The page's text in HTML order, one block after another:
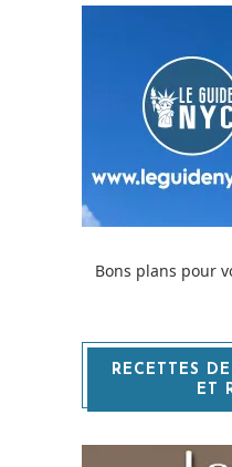
Bons plans pour
RECETTES
ET